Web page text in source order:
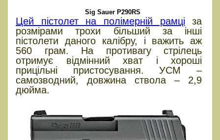
Sig Sauer P290RS
Цей пістолет на полімерній рамціза
розмірами трохи більший за інші
пістолети даного калібру, і важить аж
560 грам. На противагу стрілець
отримує відмінний хват і хороші
прицільні пристосування. УСМ –
самозводний, довжина ствола – 2,9
дюйма.